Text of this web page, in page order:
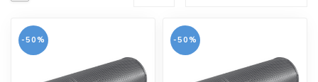
-50% -50%